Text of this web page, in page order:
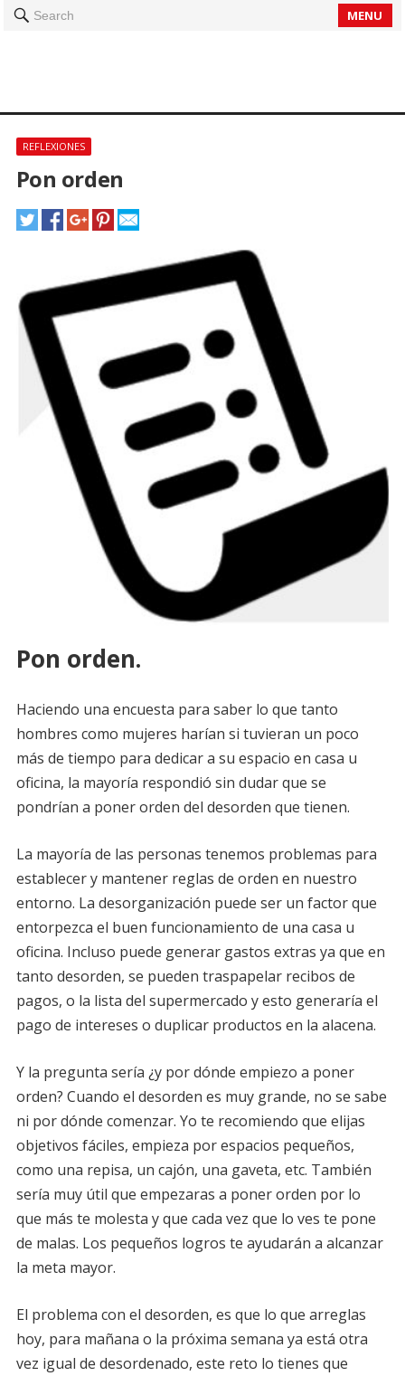
Search MENU
REFLEXIONES
Pon orden
Pon orden.
Haciendo una encuesta para saber lo que tanto
hombres como mujeres harían si tuvieran un poco
más de tiempo para dedicar a su espacio en casa u
oficina, la mayoría respondió sin dudar que se
pondrían a poner orden del desorden que tienen.
La mayoría de las personas tenemos problemas para
establecer y mantener reglas de orden en nuestro
entorno. La desorganización puede ser un factor que
entorpezca el buen funcionamiento de una casa u
oficina. Incluso puede generar gastos extras ya que en
tanto desorden, se pueden traspapelar recibos de
pagos, o la lista del supermercado y esto generaría el
pago de intereses o duplicar productos en la alacena.
Y la pregunta sería ¿y por dónde empiezo a poner
orden? Cuando el desorden es muy grande, no se sabe
ni por dónde comenzar. Yo te recomiendo que elijas
objetivos fáciles, empieza por espacios pequeños,
como una repisa, un cajón, una gaveta, etc. También
sería muy útil que empezaras a poner orden por lo
que más te molesta y que cada vez que lo ves te pone
de malas. Los pequeños logros te ayudarán a alcanzar
la meta mayor.
El problema con el desorden, es que lo que arreglas
hoy, para mañana o la próxima semana ya está otra
vez igual de desordenado, este reto lo tienes que